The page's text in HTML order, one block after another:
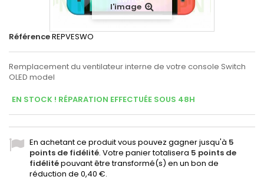
l'image
RéférenceREPVESWO
Remplacement du ventilateur interne de votre console Switch
OLED model
EN STOCK ! RÉPARATION EFFECTUÉE SOUS 48H
En achetant ce produit vous pouvez gagner jusqu'à 5
points de fidélité. Votre panier totalisera 5 points de
fidélitépouvant être transformé(s) en un bon de
réduction de 0,40 €.